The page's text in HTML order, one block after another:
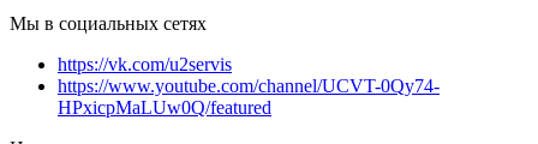
Мы в социальных сетях
https://vk.com/u2servis
https://www.youtube.com/channel/UCVT-0Qy74-
HPxicpMaLUw0Q/featured